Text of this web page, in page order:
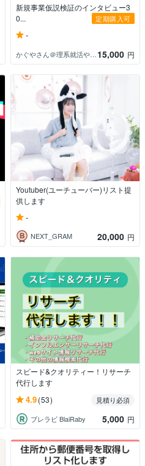
新規事業仮説検証のインタビュー3
0...
定期購入可
-
かぐやさん＠理系就活やビジネスコンテスト 15,000 円
Youtuber(ユーチューバー)リスト提
供します
-
NEXT_GRAM 20,000 円
スピード&クオリティー！リサーチ
代行します
4.9(53)
見積り必須
ブレラビ BlaiRaby
5,000 円